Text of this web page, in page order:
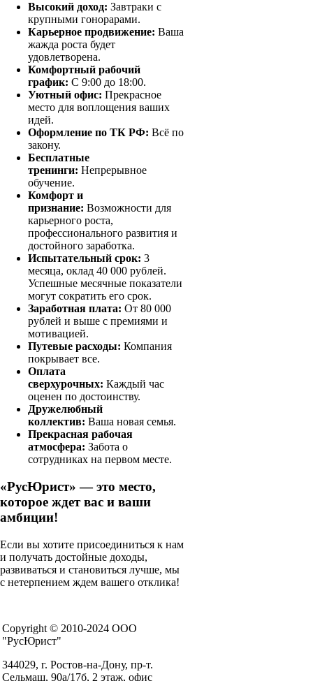
Высокий доход: Завтраки с
крупными гонорарами.
Карьерное продвижение: Ваша
жажда роста будет
удовлетворена.
Комфортный рабочий
график: С 9:00 до 18:00.
Уютный офис: Прекрасное
место для воплощения ваших
идей.
Оформление по ТК РФ: Всё по
закону.
Бесплатные
тренинги: Непрерывное
обучение.
Комфорт и
признание: Возможности для
карьерного роста,
профессионального развития и
достойного заработка.
Испытательный срок: 3
месяца, оклад 40 000 рублей.
Успешные месячные показатели
могут сократить его срок.
Заработная плата: От 80 000
рублей и выше с премиями и
мотивацией.
Путевые расходы: Компания
покрывает все.
Оплата
сверхурочных: Каждый час
оценен по достоинству.
Дружелюбный
коллектив: Ваша новая семья.
Прекрасная рабочая
атмосфера: Забота о
сотрудниках на первом месте.
«РусЮрист» — это место,
которое ждет вас и ваши
амбиции!
Если вы хотите присоединиться к нам
и получать достойные доходы,
развиваться и становиться лучше, мы
с нетерпением ждем вашего отклика!
Copyright © 2010-2024 ООО
"РусЮрист"
344029, г. Ростов-на-Дону, пр-т.
Сельмаш, 90а/17б, 2 этаж, офис